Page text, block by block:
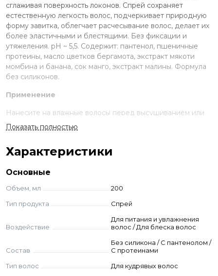
сглаживая поверхность локонов. Спрей сохраняет
естественную легкость волос, подчеркивает природную
форму завитка, облегчает расчесывание волос, делает их
более эластичными и блестящими. Без фиксации и
утяжеления. рН ~ 5,5. Содержит: пантенол, пшеничные
протеины, масло цветков бергамота, экстракт мякоти
момбина и банана, сок манго, экстракт малины. Формула
без силиконов.
Применение
Нанесите на влажные волосы перед высушиванием или
на сухие волосы для освежения текстуры кудрявых волос.
Не смывайте.
Ингредиенты
Aqua (Water), Propylene Glycol, Panthenol, PEG-15
Castor Oil, Hydrolyzed Wheat Protein, Cetrimonium
Chloride, Sodium Benzoate, Parfum (Fragrance),
Ethylhexylglycerin, Limonene, Citrus Aurantium Flower Oil,
Hexyl Cinnamal, Sodium Hydroxide, Citrus Aurantium Peel
Oil, Citral, Linalool, Spondias Mombin Pulp Extract, Mangifera
Indica Juice (Mangifera Indica (Mango) Juice), Glycerin, Musa
Sapientum Pulp Extract (Musa Sapientum (Banana) Pulp
(Raspberry) Leaf Extract), Citric Acid, Benzyl Alcohol,
Показать полностью
Характеристики
Основные
Объем, мл
200
Тип продукта
Спрей
Воздействие
Для питания и увлажнения
волос / Для блеска волос
Состав
Без силикона / C пантенолом /
С протеинами
Тип волос
Для кудрявых волос